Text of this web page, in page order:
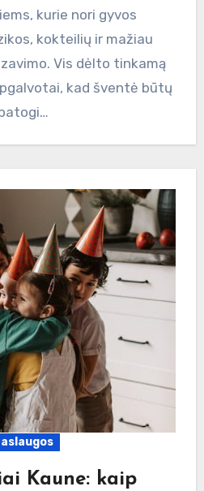
kurie nori gyvos
kokteilių ir mažiau
Vis dėlto tinkamą
kad šventė būtų
Kaune: kaip